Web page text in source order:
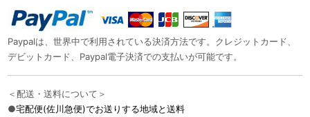
Paypalは、世界中で利用されている決済方法です。クレジットカード、
デビットカード、Paypal電子決済での支払いが可能です。
＜配送・送料について＞
●宅配便(佐川急便)でお送りする地域と送料